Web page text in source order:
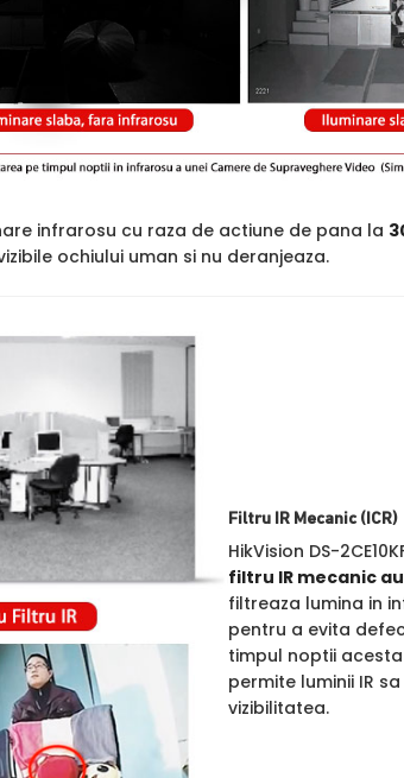
infrarosu cu raza de actiune de pana la
ochiului uman si nu deranjeaza.
Filtru IR Mecanic (ICR)
HikVision DS-
filtru IR mecanic
filtreaza lumina in
pentru a evita
timpul noptii
permite luminii IR
vizibilitatea.